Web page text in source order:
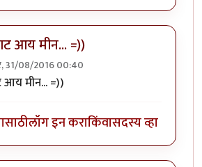
आय मीन... =))
31/08/2016 00:40
वा, बडे मालदार हो यार आप
आय मीन... =))
लॉग इन कराकिंवासदस्य व्हा